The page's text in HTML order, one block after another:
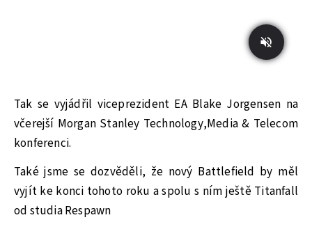
Tak se vyjádřil viceprezident EA Blake Jorgensen na
včerejší Morgan Stanley Technology,Media & Telecom
konferenci.
Také jsme se dozvěděli, že nový Battlefield by měl
vyjít ke konci tohoto roku a spolu s ním ještě Titanfall
od studia Respawn